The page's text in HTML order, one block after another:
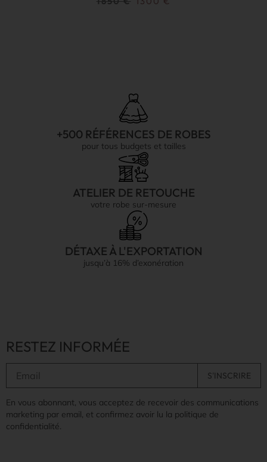
+500 RÉFÉRENCES DE ROBES
pour tous budgets et tailles
ATELIER DE RETOUCHE
votre robe sur-mesure
DÉTAXE À L'EXPORTATION
jusqu’à 16% d’exonération
RESTEZ INFORMÉE
En vous abonnant, vous acceptez de recevoir des communications
marketing par email, et confirmez avoir lu la politique de
confidentialité.